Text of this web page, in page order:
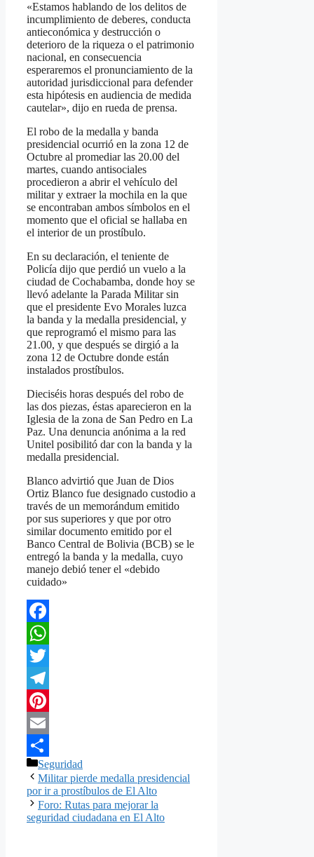
«Estamos hablando de los delitos de
incumplimiento de deberes, conducta
antieconómica y destrucción o
deterioro de la riqueza o el patrimonio
nacional, en consecuencia
esperaremos el pronunciamiento de la
autoridad jurisdiccional para defender
esta hipótesis en audiencia de medida
cautelar», dijo en rueda de prensa.
El robo de la medalla y banda
presidencial ocurrió en la zona 12 de
Octubre al promediar las 20.00 del
martes, cuando antisociales
procedieron a abrir el vehículo del
militar y extraer la mochila en la que
se encontraban ambos símbolos en el
momento que el oficial se hallaba en
el interior de un prostíbulo.
En su declaración, el teniente de
Policía dijo que perdió un vuelo a la
ciudad de Cochabamba, donde hoy se
llevó adelante la Parada Militar sin
que el presidente Evo Morales luzca
la banda y la medalla presidencial, y
que reprogramó el mismo para las
21.00, y que después se dirgió a la
zona 12 de Octubre donde están
instalados prostíbulos.
Dieciséis horas después del robo de
las dos piezas, éstas aparecieron en la
Iglesia de la zona de San Pedro en La
Paz. Una denuncia anónima a la red
Unitel posibilitó dar con la banda y la
medalla presidencial.
Blanco advirtió que Juan de Dios
Ortiz Blanco fue designado custodio a
través de un memorándum emitido
por sus superiores y que por otro
similar documento emitido por el
Banco Central de Bolivia (BCB) se le
entregó la banda y la medalla, cuyo
manejo debió tener el «debido
cuidado»
Facebook
WhatsApp
Twitter
Telegram
Pinterest
Email
Compartir
Categorías
Seguridad
Militar pierde medalla presidencial
por ir a prostíbulos de El Alto
Foro: Rutas para mejorar la
seguridad ciudadana en El Alto